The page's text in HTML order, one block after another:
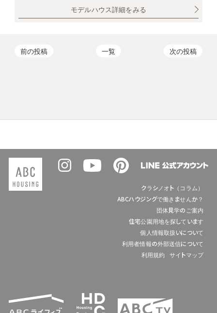
モデルハウス詳細をみる
前の投稿 一覧 次の投稿
クラシノオト（コラム）
ABCハウジングで働きませんか？
団体見学のご案内
住宅公園用地を探しています
個人情報取扱いについて
利用者情報の外部送信について
利用規約
サイトマップ